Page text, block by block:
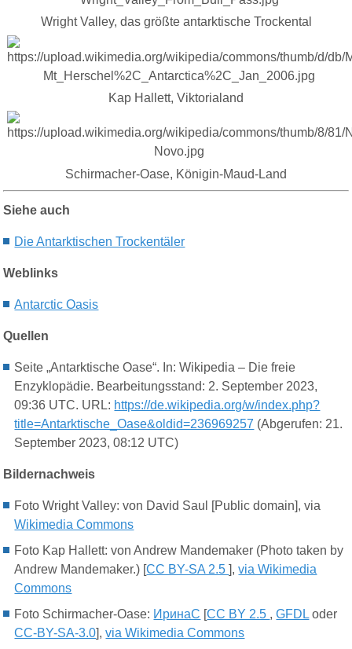
Wright Valley, das größte antarktische Trockental
Kap Hallett, Viktorialand
Schirmacher-Oase, Königin-Maud-Land
Siehe auch
Die Antarktischen Trockentäler
Weblinks
Antarctic Oasis
Quellen
Seite „Antarktische Oase“. In: Wikipedia – Die freie
Enzyklopädie. Bearbeitungsstand: 2. September 2023,
09:36 UTC. URL: https://de.wikipedia.org/w/index.php?
title=Antarktische_Oase&oldid=236969257 (Abgerufen: 21.
September 2023, 08:12 UTC)
Bildernachweis
Foto Wright Valley: von David Saul [Public domain], via
Wikimedia Commons
Foto Kap Hallett: von Andrew Mandemaker (Photo taken by
Andrew Mandemaker.) [CC BY-SA 2.5],via Wikimedia
Commons
Foto Schirmacher-Oase: ИринаС [CC BY 2.5 ,GFDL oder
CC-BY-SA-3.0],via Wikimedia Commons